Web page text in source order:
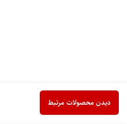
دیدن محصولات مرتبط